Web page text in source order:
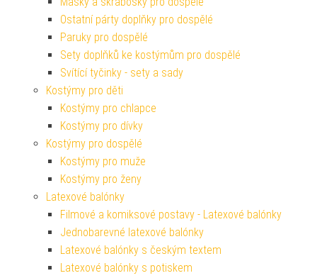
Ostatní párty doplňky pro dospělé
Paruky pro dospělé
Sety doplňků ke kostýmům pro dospělé
Svítící tyčinky - sety a sady
Kostýmy pro děti
Kostýmy pro chlapce
Kostýmy pro dívky
Kostýmy pro dospělé
Kostýmy pro muže
Kostýmy pro ženy
Latexové balónky
Filmové a komiksové postavy - Latexové balónky
Jednobarevné latexové balónky
Latexové balónky s českým textem
Latexové balónky s potiskem